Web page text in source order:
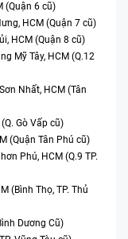
(Quận 6 cũ)
HCM (Quận 7 cũ)
HCM (Quận 8 cũ)
Mỹ Tây, HCM (Q.12
Nhất, HCM (Tân
Gò Vấp cũ)
(Quận Tân Phú cũ)
Phú, HCM (Q.9 TP.
(Bình Thọ, TP. Thủ
Dương Cũ)